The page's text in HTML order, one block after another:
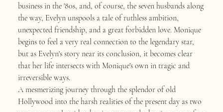
business in the '80s, and, of course, the seven husbands along
the way, Evelyn unspools a tale of ruthless ambition,
unexpected friendship, and a great forbidden love. Monique
begins to feel a very real connection to the legendary star,
but as Evelyn's story near its conclusion, it becomes clear
that her life intersects with Monique's own in tragic and
irreversible ways.
A mesmerizing journey through the splendor of old
Hollywood into the harsh realities of the present day as two